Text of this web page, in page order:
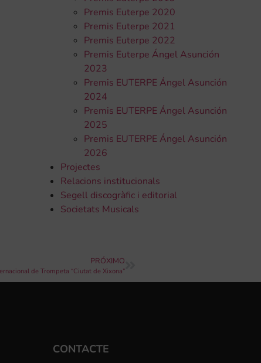
Premis Euterpe 2020
Premis Euterpe 2021
Premis Euterpe 2022
Premis Euterpe Ángel Asunción
2023
Premis EUTERPE Ángel Asunción
2024
Premis EUTERPE Ángel Asunción
2025
Premis EUTERPE Ángel Asunción
2026
Projectes
Relacions institucionals
Segell discogràfic i editorial
Societats Musicals
PRÓXIMO
de Trompeta “Ciutat de Xixona”
CONTACTE